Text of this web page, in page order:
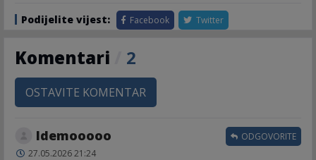
Podijelite vijest: Facebook Twitter
Komentari 2
OSTAVITE KOMENTAR
Idemooooo
27.05.2026 21:24
ODGOVORITE